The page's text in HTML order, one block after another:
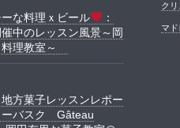
な料理ｘビール
：
中のレッスン風景～岡
理教室～
方菓子レッスンレポー
ーバスク Gâteau
ク
マ